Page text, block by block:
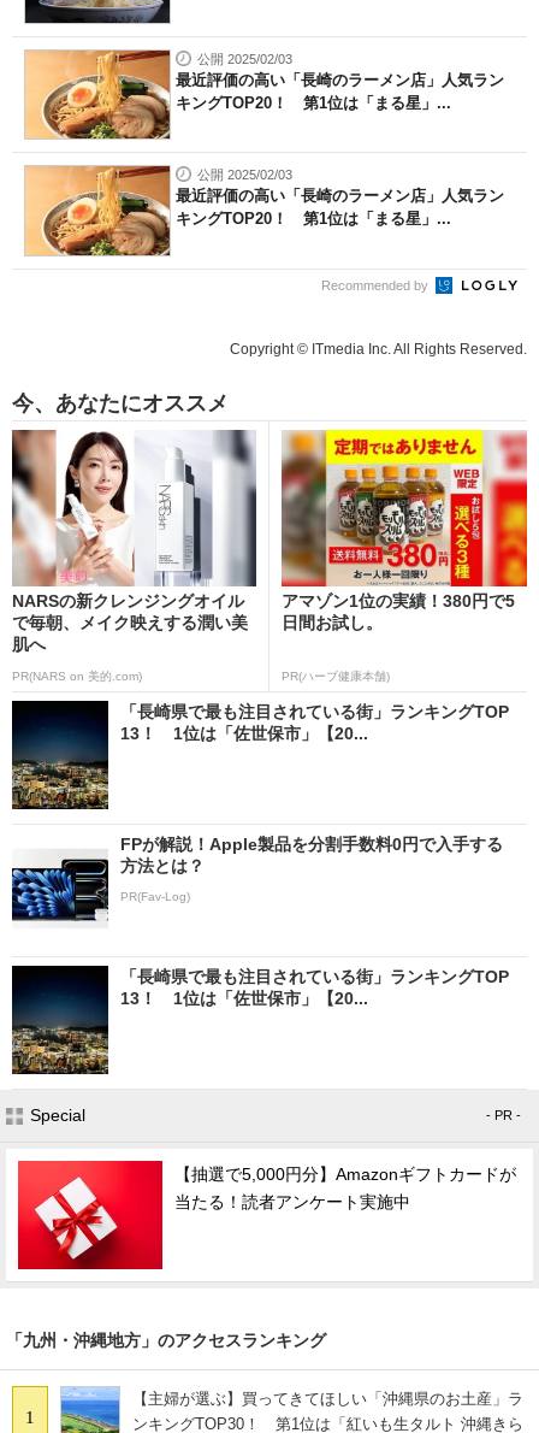
公開 2025/02/03
最近評価の高い「長崎のラーメン店」人気ラン
キングTOP20！ 第1位は「まる星」...
公開 2025/02/03
最近評価の高い「長崎のラーメン店」人気ラン
キングTOP20！ 第1位は「まる星」...
Recommended by
Copyright © ITmedia Inc. All Rights Reserved.
今、あなたにオススメ
NARSの新クレンジングオイル
で毎朝、メイク映えする潤い美
肌へ
PR(NARS on 美的.com)
アマゾン1位の実績！380円で5
日間お試し。
PR(ハーブ健康本舗)
「長崎県で最も注目されている街」ランキングTOP
13！ 1位は「佐世保市」【20...
FPが解説！Apple製品を分割手数料0円で入手する
方法とは？
PR(Fav-Log)
「長崎県で最も注目されている街」ランキングTOP
13！ 1位は「佐世保市」【20...
Special - PR -
【抽選で5,000円分】Amazonギフトカードが
当たる！読者アンケート実施中
「九州・沖縄地方」のアクセスランキング
1
【主婦が選ぶ】買ってきてほしい「沖縄県のお土産」ラ
ンキングTOP30！ 第1位は「紅いも生タルト 沖縄きら